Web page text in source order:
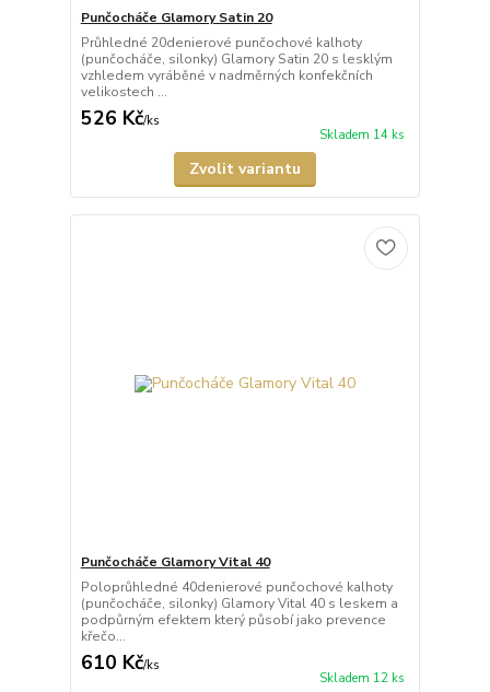
Punčocháče Glamory Satin 20
Průhledné 20denierové punčochové kalhoty
(punčocháče, silonky) Glamory Satin 20 s lesklým
vzhledem vyráběné v nadměrných konfekčních
velikostech ...
526 Kč/ks
Skladem 14 ks
Zvolit variantu
Punčocháče Glamory Vital 40
Poloprůhledné 40denierové punčochové kalhoty
(punčocháče, silonky) Glamory Vital 40 s leskem a
podpůrným efektem který působí jako prevence
křečo...
610 Kč/ks
Skladem 12 ks